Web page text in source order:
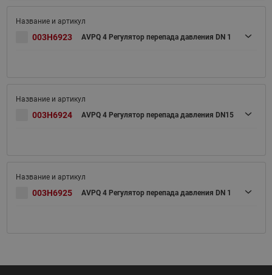
003H6923 AVPQ 4 Регулятор перепада давления DN 1
003H6924 AVPQ 4 Регулятор перепада давления DN15
003H6925 AVPQ 4 Регулятор перепада давления DN 1